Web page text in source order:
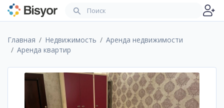
Главная Недвижимость
Аренда недвижимости
Аренда квартир